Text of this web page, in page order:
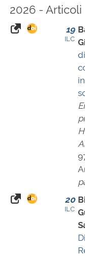
2026 -
19
ILC
20
ILC